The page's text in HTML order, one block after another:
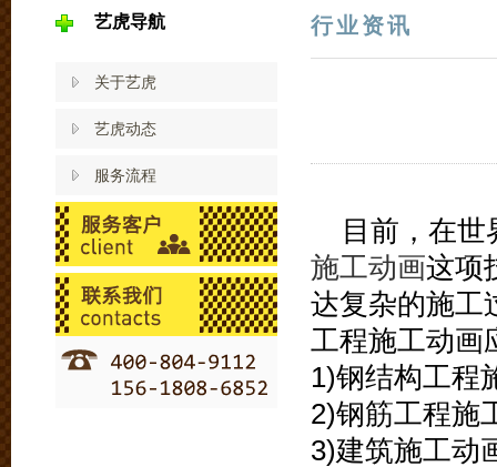
艺虎导航
关于艺虎
艺虎动态
服务流程
行业资讯
目前，在
施工动画这项
达复杂的施工
工程施工动画
1)钢结构工程
2)钢筋工程施
3)建筑施工动